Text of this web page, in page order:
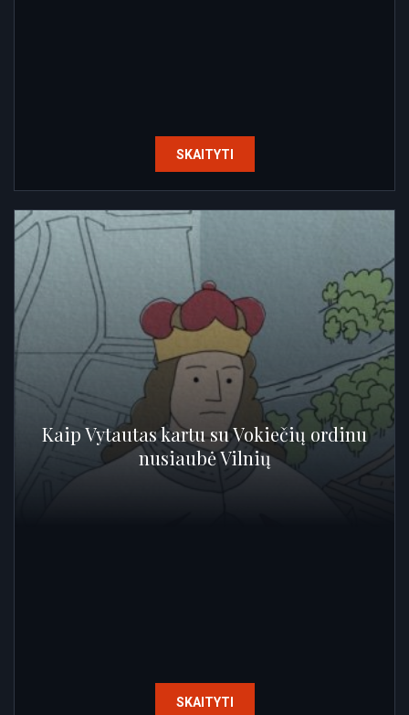
SKAITYTI
Kaip Vytautas kartu su Vokiečių ordinu
nusiaubė Vilnių
SKAITYTI